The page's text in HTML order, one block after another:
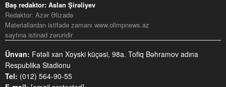
Baş redaktor: Aslan Şirəliyev
Redaktor: Azər Əlizadə
Materiallardan istifadə zamanı www.olimpnews.az
saytına istinad zəruridir
Ünvan: Fətəli xan Xoyski küçəsi, 98a. Tofiq Bəhramov adına
Respublika Stadionu
Tel: (012) 564-90-55